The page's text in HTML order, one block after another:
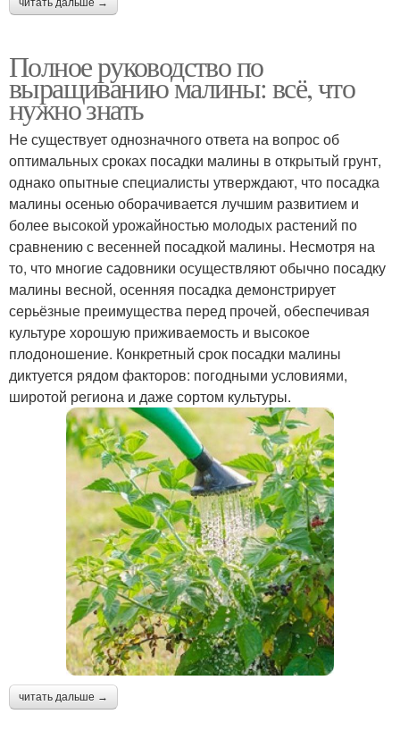
Полное руководство по
выращиванию малины: всё, что
нужно знать
Не существует однозначного ответа на вопрос об
оптимальных сроках посадки малины в открытый грунт,
однако опытные специалисты утверждают, что посадка
малины осенью оборачивается лучшим развитием и
более высокой урожайностью молодых растений по
сравнению с весенней посадкой малины. Несмотря на
то, что многие садовники осуществляют обычно посадку
малины весной, осенняя посадка демонстрирует
серьёзные преимущества перед прочей, обеспечивая
культуре хорошую приживаемость и высокое
плодоношение. Конкретный срок посадки малины
диктуется рядом факторов: погодными условиями,
широтой региона и даже сортом культуры.
читать дальше →